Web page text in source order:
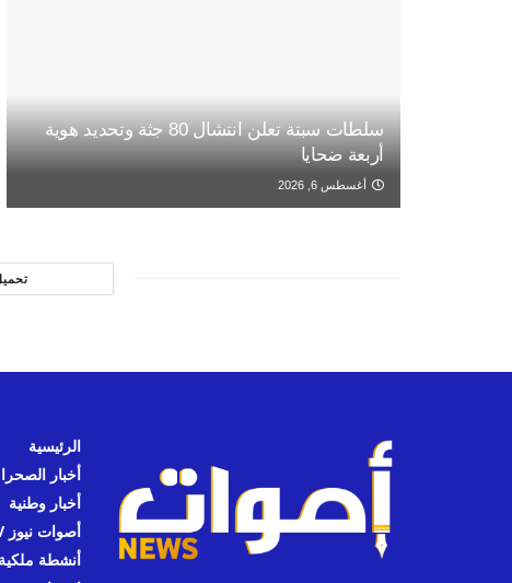
سلطات سبتة تعلن انتشال 80 جثة وتحديد هوية
أربعة ضحايا
أغسطس 6, 2026
الرئيسية
أخبار
أخبار وطنية
أصوات نيوز TV
أنشطة ملكية